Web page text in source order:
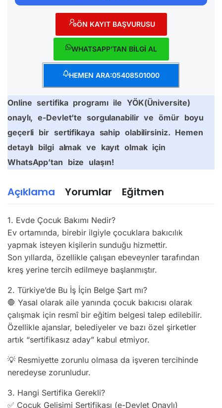
Açıklama Yorumlar Eğitmen
1. Evde Çocuk Bakımı Nedir?
Ev ortamında, birebir ilgiyle çocuklara bakıcılık
yapmak isteyen kişilerin sunduğu hizmettir.
Son yıllarda, özellikle çalışan ebeveynler tarafından
kreş yerine tercih edilmeye başlanmıştır.
2. Türkiye’de Bu İş İçin Belge Şart mı?
🛑 Yasal olarak aile yanında çocuk bakıcısı olarak
çalışmak için resmî bir eğitim belgesi talep edilebilir.
Özellikle ajanslar, belediyeler ve bazı özel şirketler
artık “sertifikasız aday” kabul etmiyor.
💡 Resmiyette zorunlu olmasa da işveren tercihinde
neredeyse zorunludur.
3. Hangi Sertifika Gerekli?
✅ Çocuk Gelişimi Sertifikası (e-Devlet Onaylı)
ÖN KAYIT BAŞVURUSU
WHATSAPP’TAN BİLGİ AL
HEMEN ARA:05408501000
Online sertifika programı ile YÖK(Üniversite)
onaylı, e-Devlet’te sorgulanabilir ve ömür boyu
geçerli bir sertifikaya sahip olabilirsiniz. Hemen
detaylı bilgi almak ve kayıt olmak için
WhatsApp’tan bize ulaşın!